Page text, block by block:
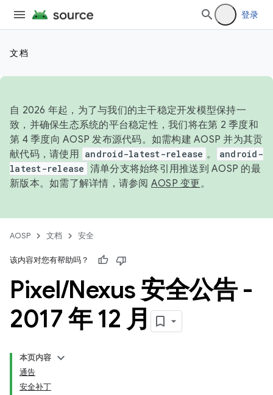
登录
文档
自 2026 年起，为了与我们的主干稳定开发模型保持一
致，并确保生态系统的平台稳定性，我们将在第 2 季度和
第 4 季度向 AOSP 发布源代码。如需构建 AOSP 并为其贡
献代码，请使用 android-latest-release 。
android-
latest-release 清单分支将始终引用推送到 AOSP 的最
新版本。如需了解详情，请参阅 AOSP 变更。
AOSP 文档 安全
该内容对您有帮助吗？
Pixel/Nexus 安全公告 -
2017 年 12 月
本页内容
通告
安全补丁